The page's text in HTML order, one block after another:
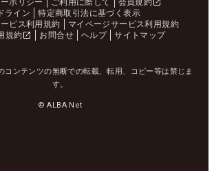
ポリシー
ご利用に際して
会員規約
ライン
特定商取引法に基づく表示
ビス利用規約
マイページサービス利用規約
規約
お問合せ ヘルプ サイトマップ
コンテンツの無断での転載、転用、コピー等は禁じま
す。
© ALBA Net